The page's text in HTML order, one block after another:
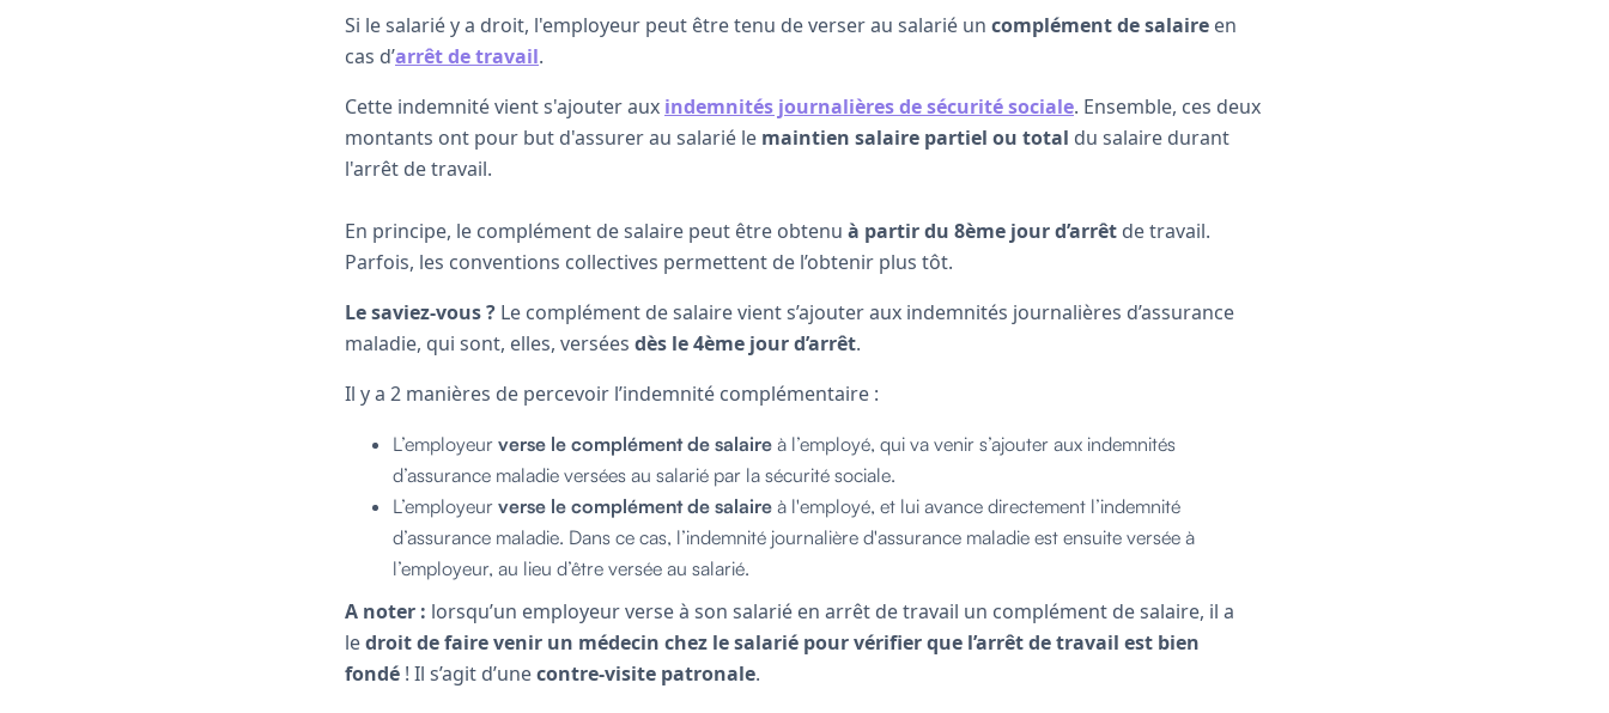
Si le salarié y a droit, l'employeur peut être tenu de verser au salarié un complément de salaire en
cas d’arrêt de travail.
Cette indemnité vient s'ajouter aux indemnités journalières de sécurité sociale. Ensemble, ces deux
montants ont pour but d'assurer au salarié le maintien salaire partiel ou total du salaire durant
l'arrêt de travail.
En principe, le complément de salaire peut être obtenu à partir du 8ème jour d’arrêt de travail.
Parfois, les conventions collectives permettent de l’obtenir plus tôt.
Le saviez-vous ? Le complément de salaire vient s’ajouter aux indemnités journalières d’assurance
maladie, qui sont, elles, versées dès le 4ème jour d’arrêt.
Il y a 2 manières de percevoir l’indemnité complémentaire :
L’employeur verse le complément de salaire à l’employé, qui va venir s’ajouter aux indemnités
d’assurance maladie versées au salarié par la sécurité sociale.
L’employeur verse le complément de salaire à l'employé, et lui avance directement l’indemnité
d’assurance maladie. Dans ce cas, l’indemnité journalière d'assurance maladie est ensuite versée à
l’employeur, au lieu d’être versée au salarié.
A noter : lorsqu’un employeur verse à son salarié en arrêt de travail un complément de salaire, il a
ledroit de faire venir un médecin chez le salarié pour vérifier que l’arrêt de travail est bien
fondé ! Il s’agit d’unecontre-visite patronale.